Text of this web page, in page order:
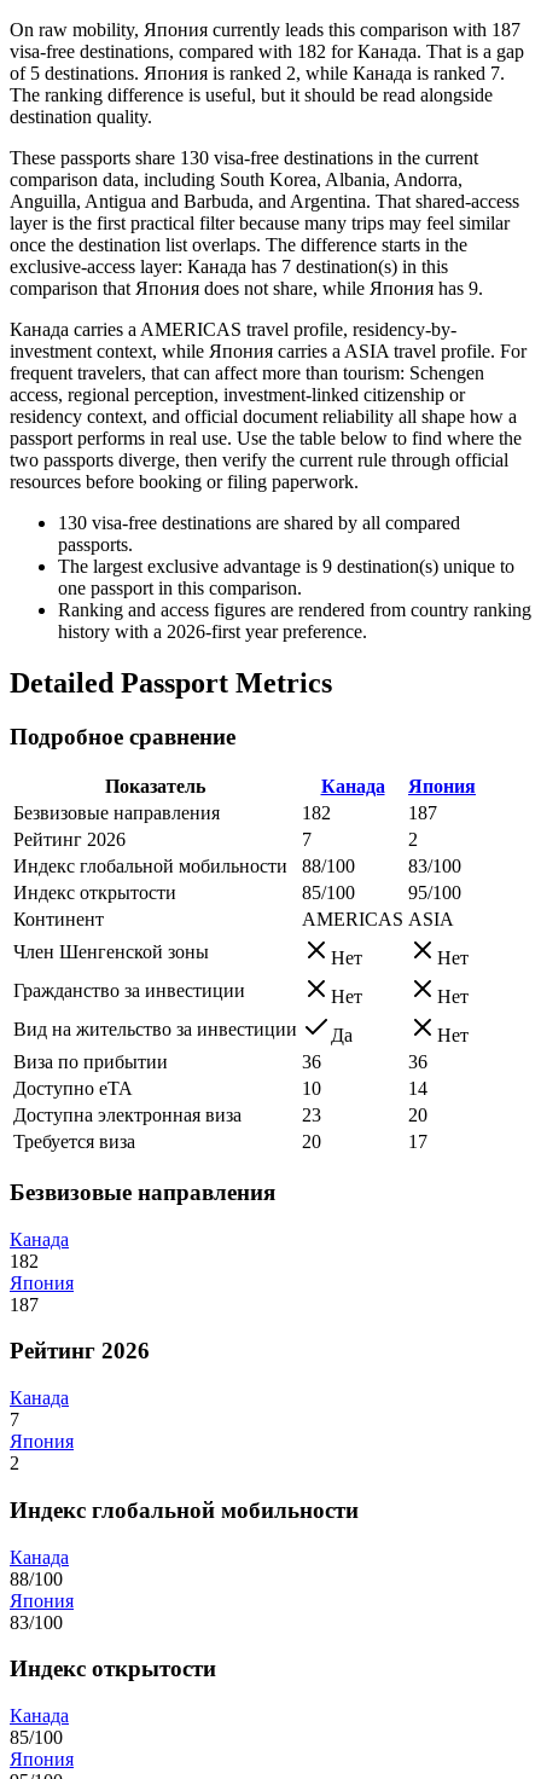
On raw mobility, Япония currently leads this comparison with 187
visa-free destinations, compared with 182 for Канада. That is a gap
of 5 destinations. Япония is ranked 2, while Канада is ranked 7.
The ranking difference is useful, but it should be read alongside
destination quality.
These passports share 130 visa-free destinations in the current
comparison data, including South Korea, Albania, Andorra,
Anguilla, Antigua and Barbuda, and Argentina. That shared-access
layer is the first practical filter because many trips may feel similar
once the destination list overlaps. The difference starts in the
exclusive-access layer: Канада has 7 destination(s) in this
comparison that Япония does not share, while Япония has 9.
Канада carries a AMERICAS travel profile, residency-by-
investment context, while Япония carries a ASIA travel profile. For
frequent travelers, that can affect more than tourism: Schengen
access, regional perception, investment-linked citizenship or
residency context, and official document reliability all shape how a
passport performs in real use. Use the table below to find where the
two passports diverge, then verify the current rule through official
resources before booking or filing paperwork.
130 visa-free destinations are shared by all compared
passports.
The largest exclusive advantage is 9 destination(s) unique to
one passport in this comparison.
Ranking and access figures are rendered from country ranking
history with a 2026-first year preference.
Detailed Passport Metrics
Подробное сравнение
Показатель Канада
Япония
Безвизовые направления
182
187
Рейтинг 2026
7
2
Индекс глобальной мобильности
88/100
83/100
Индекс открытости
85/100
95/100
Континент
AMERICAS ASIA
Член Шенгенской зоны
Нет
Нет
Гражданство за инвестиции
Нет
Нет
Вид на жительство за инвестиции
Да
Нет
Виза по прибытии
36
36
Доступно eTA
10
14
Доступна электронная виза
23
20
Требуется виза
20 17
Безвизовые направления
Канада
182
Япония
187
Рейтинг 2026
Канада
7
Япония
2
Индекс глобальной мобильности
Канада
88/100
Япония
83/100
Индекс открытости
Канада
85/100
Япония